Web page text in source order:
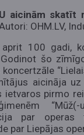
aicinām skatīt
OHM.LV,
100 gadi,
šo
aicināja
ietvaros pirmo
“Mūž(-
par operas
par Liepājas